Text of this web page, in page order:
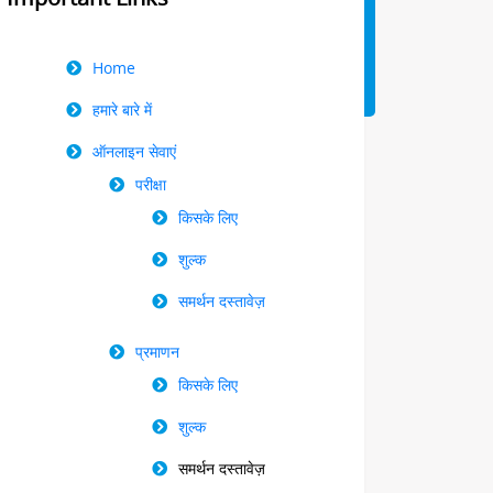
Right
Menu
Home
हमारे बारे में
ऑनलाइन सेवाएं
परीक्षा
किसके लिए
शुल्क
समर्थन दस्तावेज़
प्रमाणन
किसके लिए
शुल्क
समर्थन दस्तावेज़